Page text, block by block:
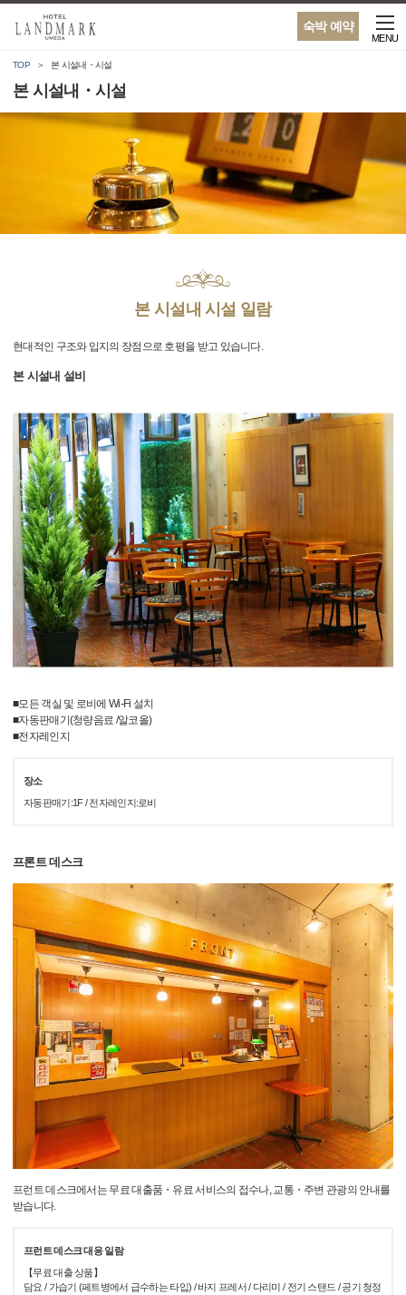
숙박 예약
MENU
TOP 본 시설내・시설
본 시설내・시설
본 시설내 시설 일람
현대적인 구조와 입지의 장점으로 호평을 받고 있습니다.
본 시설내 설비
■모든 객실 및 로비에 Wi-Fi 설치
■자동판매기(청량음료 /알코올)
■전자레인지
장소
자동판매기:1F / 전자레인지:로비
프론트 데스크
프런트 데스크에서는 무료 대출품・유료 서비스의 접수나, 교통・주변 관광의 안내를
받습니다.
프런트 데스크 대응 일람
【무료 대출 상품】
담요 / 가습기 (페트병에서 급수하는 타입) / 바지 프레서 / 다리미 / 전기 스탠드 / 공기 청정